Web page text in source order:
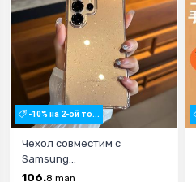
-10% на 2-ой то...
Чехол совместим с
Samsung...
106.8 man